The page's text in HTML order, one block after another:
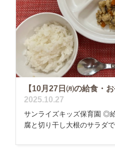
【10月27日㈪の給食・お
2025.10.27
サンライズキッズ保育園 ◎
腐と切り干し大根のサラダ